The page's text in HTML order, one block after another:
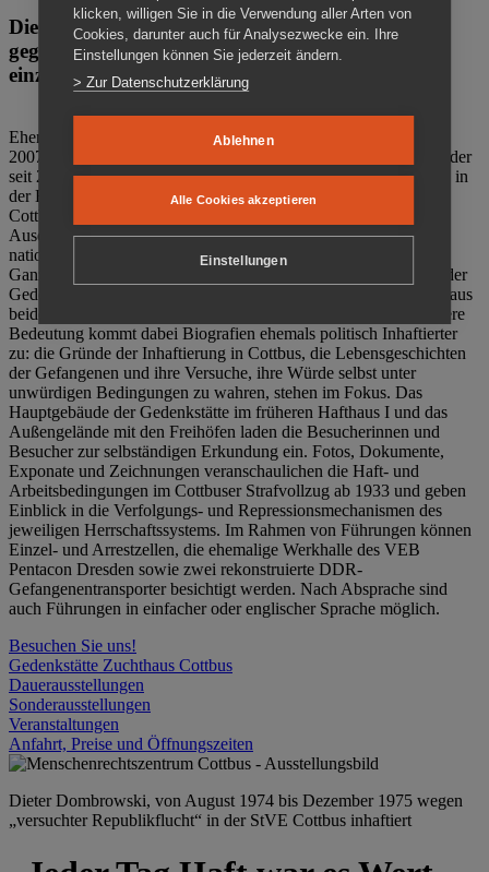
Die Gedenkstätte Zuchthaus Cottbus ist ein Ort
gegen das Vergessen. Anschaulich, nah und
einzigartig.
Ehemalige politische Häftlinge der DDR gründeten im Oktober
2007 den Verein Menschenrechtszentrum Cottbus e. V. (MRZ), der
seit 2011 Eigentümer des ehemaligen Gefängnisses (1860-2002) in
der Bautzener Straße und Träger der Gedenkstätte Zuchthaus
Cottbus ist. Im Zentrum der Arbeit der Gedenkstätte steht die
Auseinandersetzung mit politischem Unrecht während der
nationalsozialistischen Terrorherrschaft und der SED-Diktatur.
Ganzjährig zeigen mehrere Dauer- und Sonderausstellungen in der
Gedenkstätte Zuchthaus Cottbus Beispiele politischen Unrechts aus
beiden deutschen Diktaturen des 20. Jahrhunderts. Eine besondere
Bedeutung kommt dabei Biografien ehemals politisch Inhaftierter
zu: die Gründe der Inhaftierung in Cottbus, die Lebensgeschichten
der Gefangenen und ihre Versuche, ihre Würde selbst unter
unwürdigen Bedingungen zu wahren, stehen im Fokus. Das
Hauptgebäude der Gedenkstätte im früheren Hafthaus I und das
Außengelände mit den Freihöfen laden die Besucherinnen und
Besucher zur selbständigen Erkundung ein. Fotos, Dokumente,
Exponate und Zeichnungen veranschaulichen die Haft- und
Arbeitsbedingungen im Cottbuser Strafvollzug ab 1933 und geben
Einblick in die Verfolgungs- und Repressionsmechanismen des
jeweiligen Herrschaftssystems. Im Rahmen von Führungen können
Einzel- und Arrestzellen, die ehemalige Werkhalle des VEB
Pentacon Dresden sowie zwei rekonstruierte DDR-
Gefangenentransporter besichtigt werden. Nach Absprache sind
auch Führungen in einfacher oder englischer Sprache möglich.
Besuchen Sie uns!
Gedenkstätte Zuchthaus Cottbus
Dauerausstellungen
Sonderausstellungen
Veranstaltungen
Anfahrt, Preise und Öffnungszeiten
Dieter Dombrowski, von August 1974 bis Dezember 1975 wegen
„versuchter Republikflucht“ in der StVE Cottbus inhaftiert
klicken, willigen Sie in die Verwendung aller Arten von
Cookies, darunter auch für Analysezwecke ein. Ihre
Einstellungen können Sie jederzeit ändern.
> Zur Datenschutzerklärung
Ablehnen
Alle Cookies akzeptieren
Einstellungen